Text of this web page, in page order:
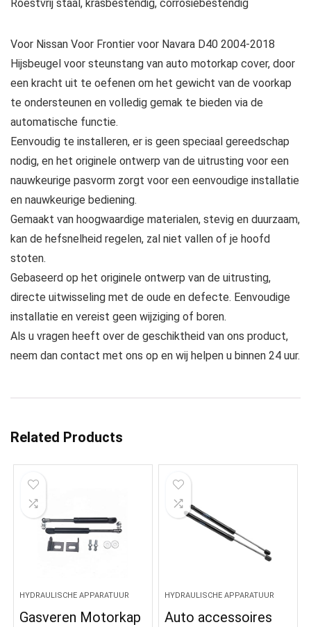
Roestvrij staal, krasbestendig, corrosiebestendig
Voor Nissan Voor Frontier voor Navara D40 2004-2018
Hijsbeugel voor steunstang van auto motorkap cover, door
een kracht uit te oefenen om het gewicht van de voorkap
te ondersteunen en volledig gemak te bieden via de
automatische functie.
Eenvoudig te installeren, er is geen speciaal gereedschap
nodig, en het originele ontwerp van de uitrusting voor een
nauwkeurige pasvorm zorgt voor een eenvoudige installatie
en nauwkeurige bediening.
Gemaakt van hoogwaardige materialen, stevig en duurzaam,
kan de hefsnelheid regelen, zal niet vallen of je hoofd
stoten.
Gebaseerd op het originele ontwerp van de uitrusting,
directe uitwisseling met de oude en defecte. Eenvoudige
installatie en vereist geen wijziging of boren.
Als u vragen heeft over de geschiktheid van ons product,
neem dan contact met ons op en wij helpen u binnen 24 uur.
Related Products
HYDRAULISCHE APPARATUUR
Gasveren Motorkap
HYDRAULISCHE APPARATUUR
Auto accessoires